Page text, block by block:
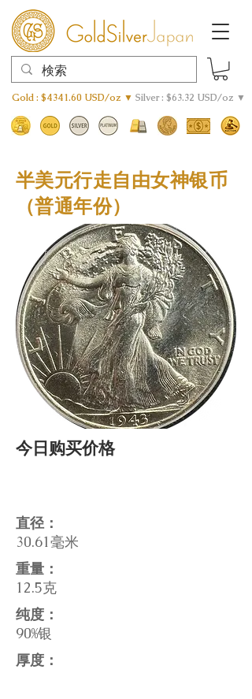
Gold : $4341.60 USD/oz ▼ Silver : $63.32 USD/oz ▼
半美元行走自由女神银币
（普通年份）
今日购买价格
直径：
30.61毫米
重量：
12.5克
纯度：
90%银
厚度：